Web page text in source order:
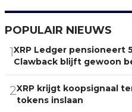
POPULAIR NIEUWS
1XRP Ledger pensioneert
Clawback blijft gewoon
2XRP krijgt koopsignaal
tokens inslaan